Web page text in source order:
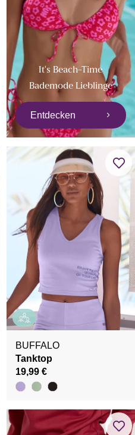
It's Beach-Time
Bademode Lieblinge
Entdecken
BUFFALO
Tanktop
19,99 €